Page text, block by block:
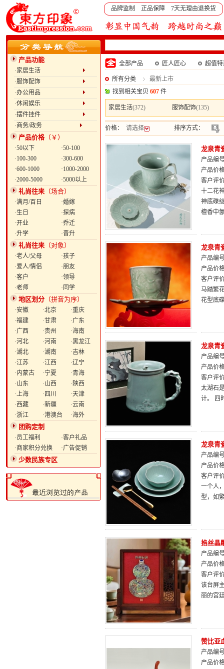
品牌监制 正品保障 7天无理由退换货
产品功能
·家居生活
·服饰配饰
·办公用品
·休闲娱乐
·摆件挂件
·商务/政务
产品价格（￥）
·50以下
·50-100
·100-300
·300-600
·600-1000
·1000-2000
·2000-5000
·5000以上
礼尚往来 （场合）
·满月/百日
·婚嫁
·生日
·探病
·开业
·乔迁
·升学
·晋升
礼尚往来 （对象）
·老人/父母
·孩子
·爱人/情侣
·朋友
·客户
·领导
·老师
·同学
地区划分 （拼音为序）
·安徽 ·北京
·重庆
·福建
·甘肃
·广东
·广西
·贵州
·海南
·河北
·河南
·黑龙江
·湖北
·湖南
·吉林
·江苏
·江西
·辽宁
·内蒙古
·宁夏
·青海
·山东
·山西
·陕西
·上海
·四川
·天津
·西藏
·新疆
·云南
·浙江
·港澳台 ·海外
团购定制
·员工福利
·客户礼品
·商家积分兑换
·广告促销
少数民族专区
全部产品 匠人匠心 超值
所有分类
最新上市
找到相关宝贝 607 件
家居生活(372) 服饰配饰(135)
价格： 请选择 排序方式：
龙泉青
产品编
产品价
客户评
十二花
神底碟
檀香中
龙泉青
产品编
产品价
客户评
马踏繁
花型底
龙泉青
产品编
产品价
客户评
太湖石
计。 四
龙泉青
产品编
产品价
客户评
一个人
型，如
掐丝晶
产品编
产品价
客户评
该台屏
丽的宫
赞比亚
产品编
产品价